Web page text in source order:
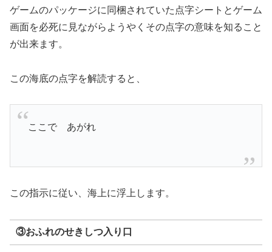
ゲームのパッケージに同梱されていた点字シートとゲーム
画面を必死に見ながらようやくその点字の意味を知ること
が出来ます。
この海底の点字を解読すると、
ここで あがれ
この指示に従い、海上に浮上します。
③おふれのせきしつ入り口